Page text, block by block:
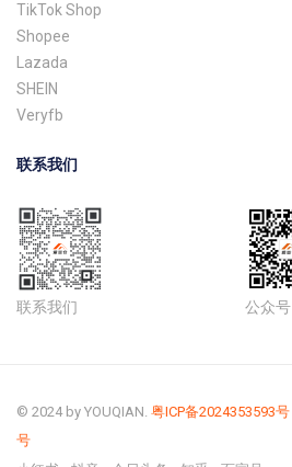
TikTok Shop
Shopee
Lazada
SHEIN
Veryfb
联系我们
联系我们 公众号
© 2024 by YOUQIAN. 粤ICP备2024353593号
号